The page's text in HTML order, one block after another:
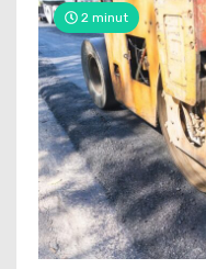
2 minut